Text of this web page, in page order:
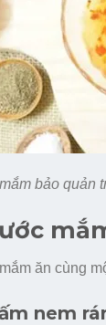
bảo quản
ăn cùng
nem